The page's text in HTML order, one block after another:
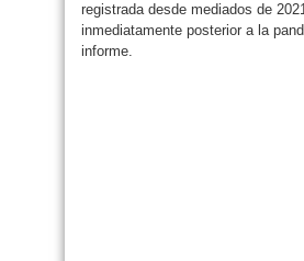
registrada desde mediados de
inmediatamente posterior a la
informe.